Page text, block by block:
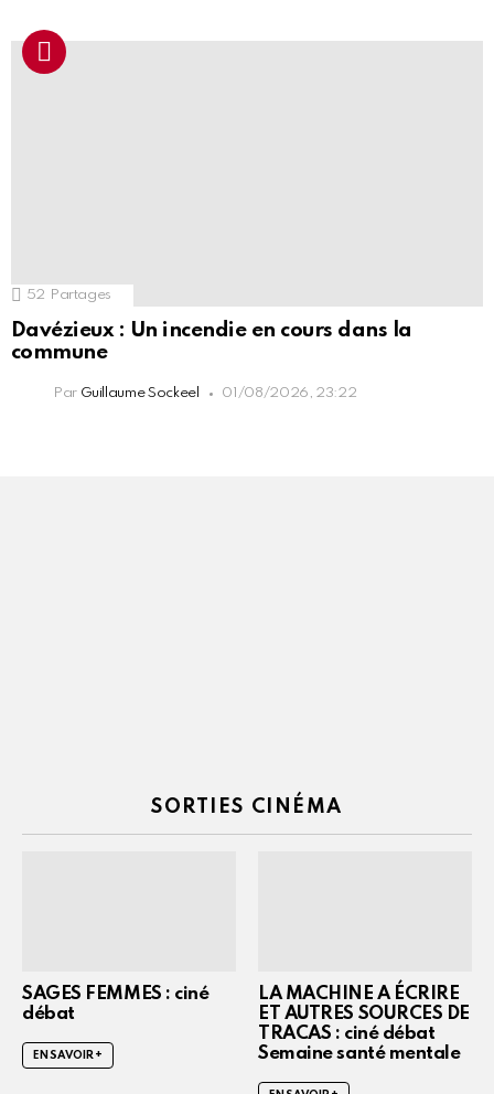
52 Partages
Davézieux : Un incendie en cours dans la
commune
Par Guillaume Sockeel 01/08/2026, 23:22
SORTIES CINÉMA
SAGES FEMMES : ciné
débat
EN SAVOIR +
LA MACHINE A ÉCRIRE
ET AUTRES SOURCES DE
TRACAS : ciné débat
Semaine santé mentale